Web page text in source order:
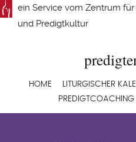
Direkt
zum
ein Service vom Zentrum
und Predigtkultur
HOME LITURGISCHER
PREDIGTCOACHING